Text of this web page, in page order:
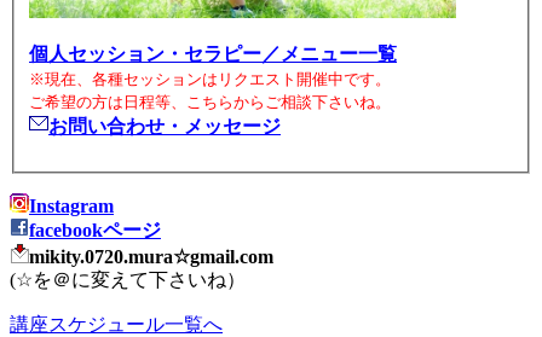
個人セッション・セラピー／メニュー一覧
※現在、各種セッションはリクエスト開催中です。
ご希望の方は日程等、こちらからご相談下さいね。
お問い合わせ・メッセージ
Instagram
facebookページ
mikity.0720.mura☆gmail.com
(☆を＠に変えて下さいね）
講座スケジュール一覧へ